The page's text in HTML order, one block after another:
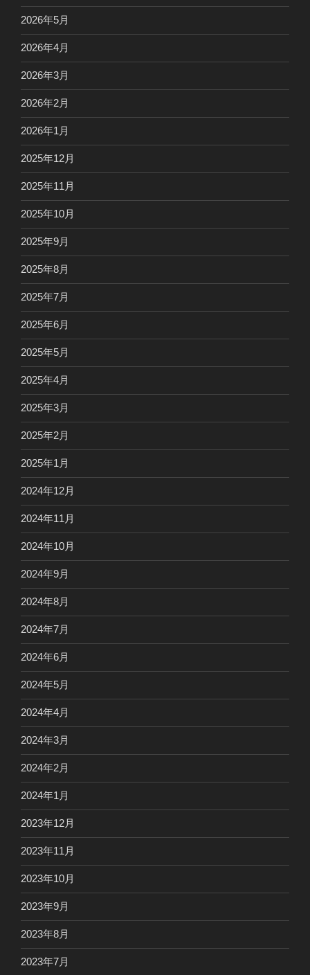
2026年5月
2026年4月
2026年3月
2026年2月
2026年1月
2025年12月
2025年11月
2025年10月
2025年9月
2025年8月
2025年7月
2025年6月
2025年5月
2025年4月
2025年3月
2025年2月
2025年1月
2024年12月
2024年11月
2024年10月
2024年9月
2024年8月
2024年7月
2024年6月
2024年5月
2024年4月
2024年3月
2024年2月
2024年1月
2023年12月
2023年11月
2023年10月
2023年9月
2023年8月
2023年7月